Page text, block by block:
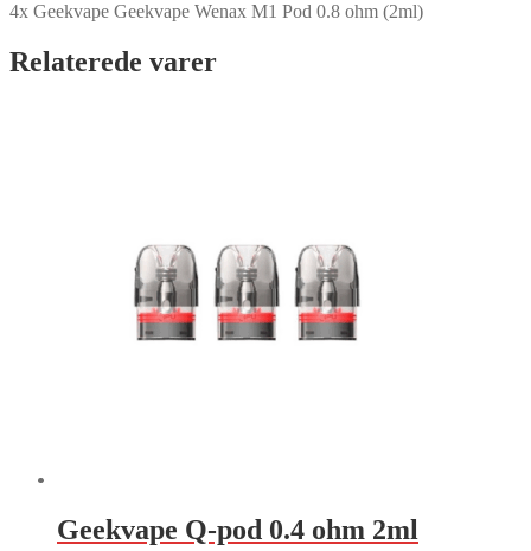
4x Geekvape Geekvape Wenax M1 Pod 0.8 ohm (2ml)
Relaterede varer
Geekvape Q-pod 0.4 ohm 2ml